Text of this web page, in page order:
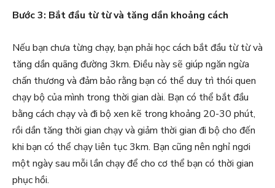
Bước 3: Bắt đầu từ từ và tăng dần khoảng cách
Nếu bạn chưa từng chạy, bạn phải học cách bắt đầu từ từ và
tăng dần quãng đường 3km. Điều này sẽ giúp ngăn ngừa
chấn thương và đảm bảo rằng bạn có thể duy trì thói quen
chạy bộ của mình trong thời gian dài. Bạn có thể bắt đầu
bằng cách chạy và đi bộ xen kẽ trong khoảng 20-30 phút,
rồi dần tăng thời gian chạy và giảm thời gian đi bộ cho đến
khi bạn có thể chạy liên tục 3km. Bạn cũng nên nghỉ ngơi
một ngày sau mỗi lần chạy để cho cơ thể bạn có thời gian
phục hồi.